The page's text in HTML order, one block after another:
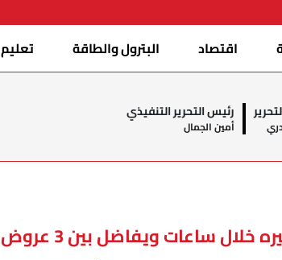
اقتصاد البترول والطاقة تعليم
رئيس التحرير التنفيذي
أمين الجمال
ساعات ويفاضل بين 3 عروض